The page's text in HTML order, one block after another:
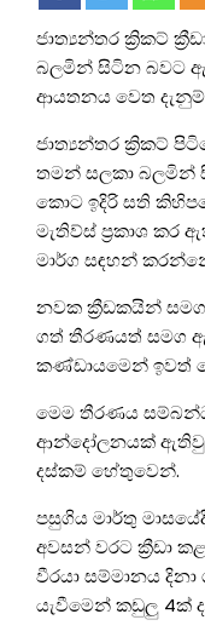
ජාත්‍යන්තර ක්‍රිකට්
බලමින් සිටින බවට
ආයතනය වෙත දැනුම්
ජාත්‍යන්තර ක්‍රිකට්
තමන් සලකා බලමින්
කොට ඉදිරි සති
මැතිව්ස් ප්‍රකාශ කර
මාර්ග සඳහන්
නවක ක්‍රීඩකයින්
ගත් තීරණයත් සමග
කණ්ඩායමෙන් ඉවත්
මෙම තීරණය
ආන්දෝලනයක්
දස්කම් හේතුවෙන්.
පසුගිය මාර්තු
අවසන් වරට ක්‍රීඩා
වීරයා සම්මානය
යැවීමෙන් කඩුලු 4ක්